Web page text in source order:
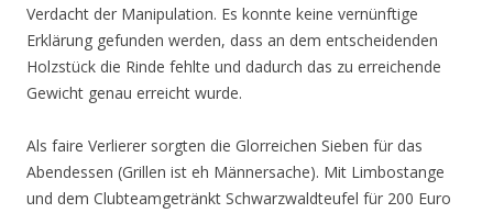
Verdacht der Manipulation. Es konnte keine vernünftige
Erklärung gefunden werden, dass an dem entscheidenden
Holzstück die Rinde fehlte und dadurch das zu erreichende
Gewicht genau erreicht wurde.
Als faire Verlierer sorgten die Glorreichen Sieben für das
Abendessen (Grillen ist eh Männersache). Mit Limbostange
und dem Clubteamgetränkt Schwarzwaldteufel für 200 Euro